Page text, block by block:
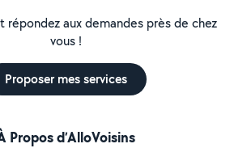
répondez aux demandes près de chez
vous !
Proposer mes services
Propos d’AlloVoisins